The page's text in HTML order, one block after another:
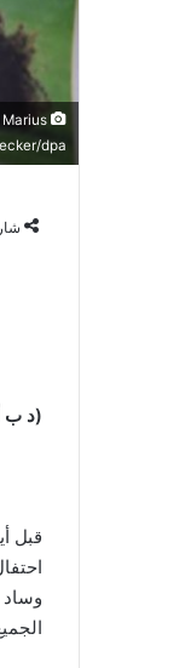
···: Marius
dpa
(د ب
وساد